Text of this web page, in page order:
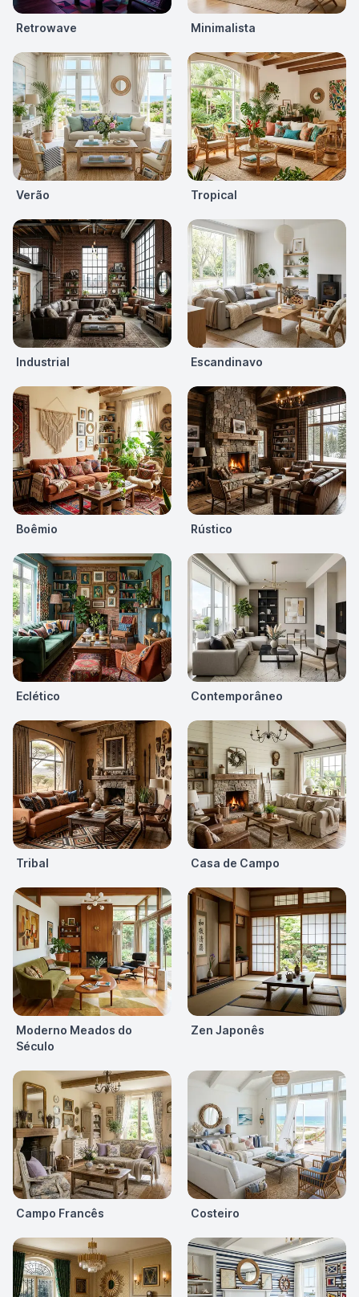
Retrowave Minimalista
Verão Tropical
Industrial Escandinavo
Boêmio Rústico
Eclético Contemporâneo
Tribal Casa de Campo
Moderno Meados do
Século
Zen Japonês
Campo Francês Costeiro